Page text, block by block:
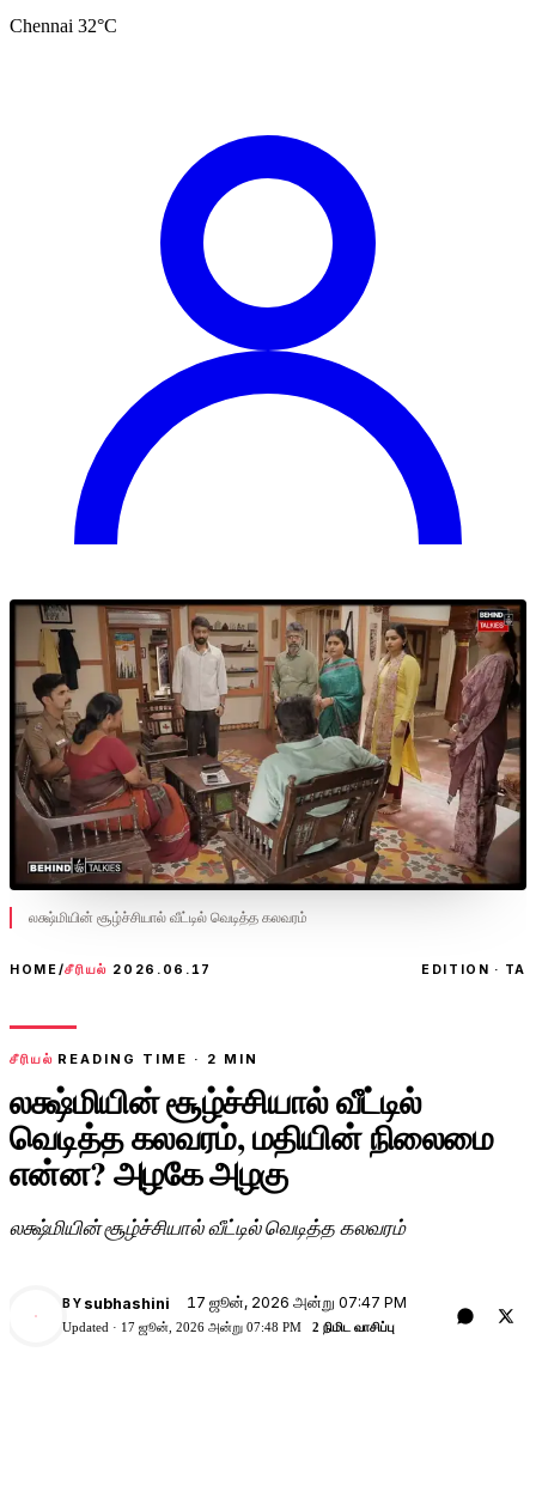
Chennai 32°C
லக்ஷ்மியின் சூழ்ச்சியால் வீட்டில் வெடித்த கலவரம்
HOME/சீரியல் 2026.06.17 EDITION · TA
சீரியல் READING TIME · 2 MIN
லக்ஷ்மியின் சூழ்ச்சியால் வீட்டில்
வெடித்த கலவரம், மதியின் நிலைமை
என்ன? அழகே அழகு
லக்ஷ்மியின் சூழ்ச்சியால் வீட்டில் வெடித்த கலவரம்
BY subhashini 17 ஜூன், 2026 அன்று 07:47 PM
Updated · 17 ஜூன், 2026 அன்று 07:48 PM 2 நிமிட வாசிப்பு